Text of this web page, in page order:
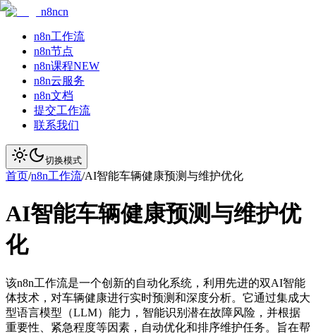
n8ncn
n8n工作流
n8n节点
n8n课程NEW
n8n云服务
n8n文档
提交工作流
联系我们
切换模式
首页/n8n工作流/AI智能车辆健康预测与维护优化
AI智能车辆健康预测与维护优
化
该n8n工作流是一个创新的自动化系统，利用先进的双AI智能
体技术，对车辆健康进行实时预测和深度分析。它通过集成大
型语言模型（LLM）能力，智能识别潜在故障风险，并根据
重要性、紧急程度等因素，自动优化和排序维护任务。旨在帮